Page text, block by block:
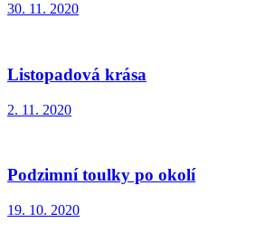
30. 11. 2020
Listopadová krása
2. 11. 2020
Podzimní toulky po okolí
19. 10. 2020